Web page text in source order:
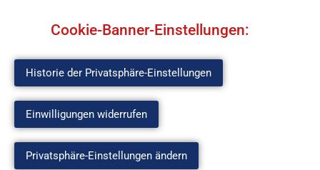
Cookie-Banner-Einstellungen:
Historie der Privatsphäre-Einstellungen
Einwilligungen widerrufen
Privatsphäre-Einstellungen ändern